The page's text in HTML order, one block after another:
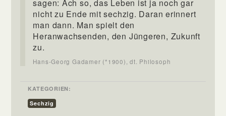
sagen: Ach so, das Leben ist ja noch gar
nicht zu Ende mit sechzig. Daran erinnert
man dann. Man spielt den
Heranwachsenden, den Jüngeren, Zukunft
zu.
Hans-Georg Gadamer (*1900), dt. Philosoph
KATEGORIEN:
Sechzig